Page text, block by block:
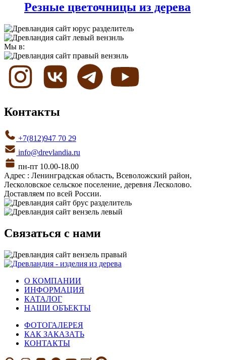
Резные цветочницы из дерева
Мы в:
Контакты
+7(812)947 70 29
info@drevlandia.ru
пн-пт 10.00-18.00
Адрес : Ленинградская область, Всеволожский район,
Лесколовское сельское поселение, деревня Лесколово.
Доставляем по всей России.
Связаться с нами
О КОМПАНИИ
ИНФОРМАЦИЯ
КАТАЛОГ
НАШИ ОБЪЕКТЫ
ФОТОГАЛЕРЕЯ
КАК ЗАКАЗАТЬ
КОНТАКТЫ